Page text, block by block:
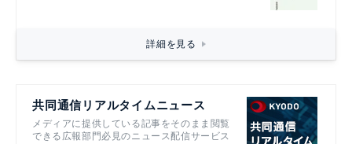
詳細を見る
共同通信リアルタイムニュース
メディアに提供している記事をそのまま閲覧
できる広報部門必見のニュース配信サービス